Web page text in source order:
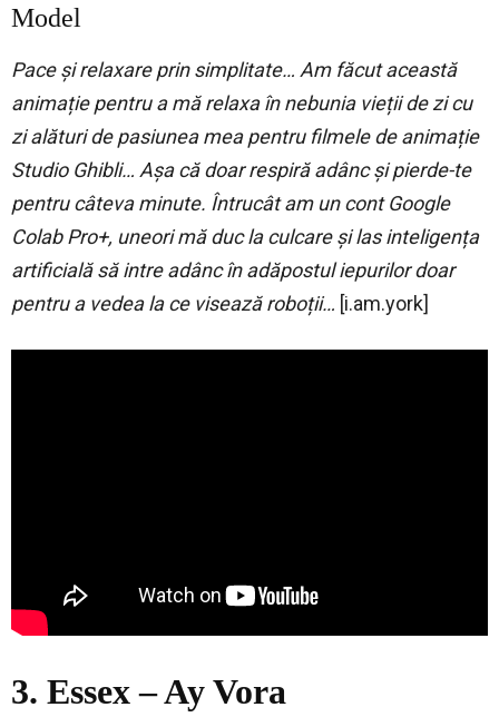
Model
Pace și relaxare prin simplitate… Am făcut această
animație pentru a mă relaxa în nebunia vieții de zi cu
zi alături de pasiunea mea pentru filmele de animație
Studio Ghibli… Așa că doar respiră adânc și pierde-te
pentru câteva minute. Întrucât am un cont Google
Colab Pro+, uneori mă duc la culcare și las inteligența
artificială să intre adânc în adăpostul iepurilor doar
pentru a vedea la ce visează roboții… [i.am.york]
3. Essex – Ay Vora